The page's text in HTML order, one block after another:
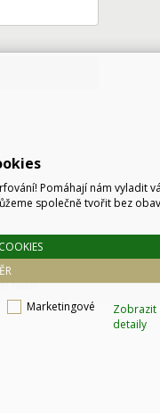
kupujícímu účtenku. Zároveň
online, v případě technického
hodin.
Pomáhají nám vyladit
společně tvořit bez
Marketingové
Zobrazit
detaily